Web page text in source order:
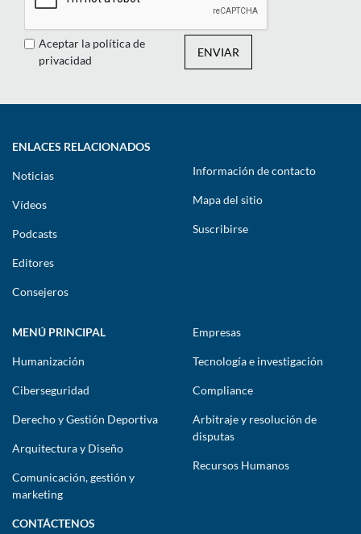
Aceptar la política de
privacidad
ENVIAR
ENLACES RELACIONADOS
Noticias
Vídeos
Podcasts
Editores
Consejeros
Información de contacto
Mapa del sitio
Suscribirse
MENÚ PRINCIPAL
Humanización
Ciberseguridad
Derecho y Gestión Deportiva
Arquitectura y Diseño
Comunicación, gestión y
marketing
Empresas
Tecnología e investigación
Compliance
Arbitraje y resolución de
disputas
Recursos Humanos
CONTÁCTENOS